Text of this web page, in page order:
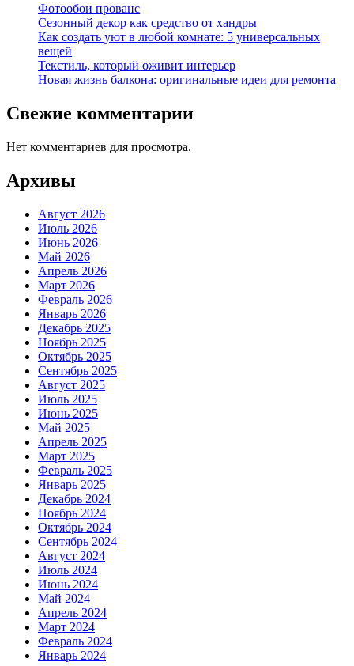
Фотообои прованс
Сезонный декор как средство от хандры
Как создать уют в любой комнате: 5 универсальных
вещей
Текстиль, который оживит интерьер
Новая жизнь балкона: оригинальные идеи для ремонта
Свежие комментарии
Нет комментариев для просмотра.
Архивы
Август 2026
Июль 2026
Июнь 2026
Май 2026
Апрель 2026
Март 2026
Февраль 2026
Январь 2026
Декабрь 2025
Ноябрь 2025
Октябрь 2025
Сентябрь 2025
Август 2025
Июль 2025
Июнь 2025
Май 2025
Апрель 2025
Март 2025
Февраль 2025
Январь 2025
Декабрь 2024
Ноябрь 2024
Октябрь 2024
Сентябрь 2024
Август 2024
Июль 2024
Июнь 2024
Май 2024
Апрель 2024
Март 2024
Февраль 2024
Январь 2024